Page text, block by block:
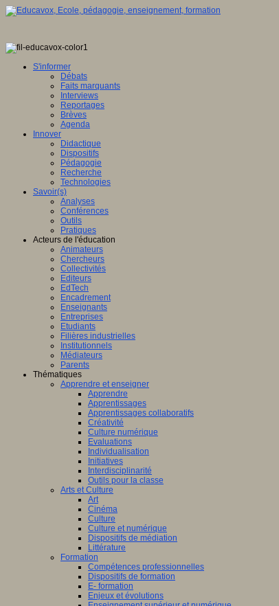
S'informer
Débats
Faits marquants
Interviews
Reportages
Brèves
Agenda
Innover
Didactique
Dispositifs
Pédagogie
Recherche
Technologies
Savoir(s)
Analyses
Conférences
Outils
Pratiques
Acteurs de l'éducation
Animateurs
Chercheurs
Collectivités
Editeurs
EdTech
Encadrement
Enseignants
Entreprises
Etudiants
Filières industrielles
Institutionnels
Médiateurs
Parents
Thématiques
Apprendre et enseigner
Apprendre
Apprentissages
Apprentissages collaboratifs
Créativité
Culture numérique
Evaluations
Individualisation
Initiatives
Interdisciplinarité
Outils pour la classe
Arts et Culture
Art
Cinéma
Culture
Culture et numérique
Dispositifs de médiation
Littérature
Formation
Compétences professionnelles
Dispositifs de formation
E- formation
Enjeux et évolutions